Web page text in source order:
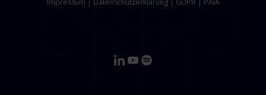
Impressum | Datenschutzerklärung| GDPR | PAIA